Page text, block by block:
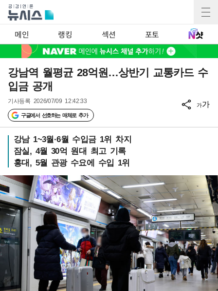
메인 랭킹 섹션 포토
강남역 월평균 28억원…상반기 교통카드 수
입금 공개
기사등록 2026/07/09 12:42:33
구글에서 선호하는 매체로 추가
가가
강남 1~3월·6월 수입금 1위 차지
잠실, 4월 30억 원대 최고 기록
홍대, 5월 관광 수요에 수입 1위